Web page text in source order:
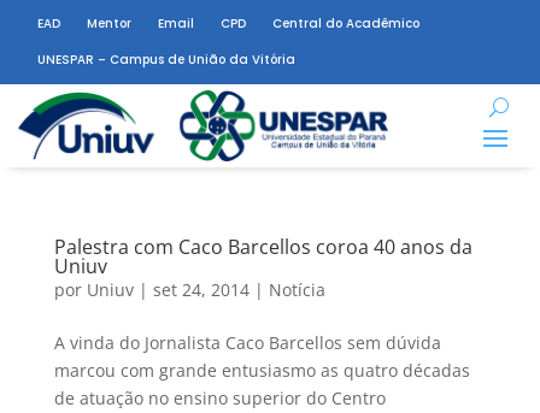
EAD Mentor Email CPD
Central do Acadêmico
UNESPAR – Campus de União da Vitória
Palestra com Caco Barcellos coroa 40 anos da
Uniuv
por Uniuv| set 24, 2014| Notícia
A vinda do Jornalista Caco Barcellos sem dúvida
marcou com grande entusiasmo as quatro décadas
de atuação no ensino superior do Centro